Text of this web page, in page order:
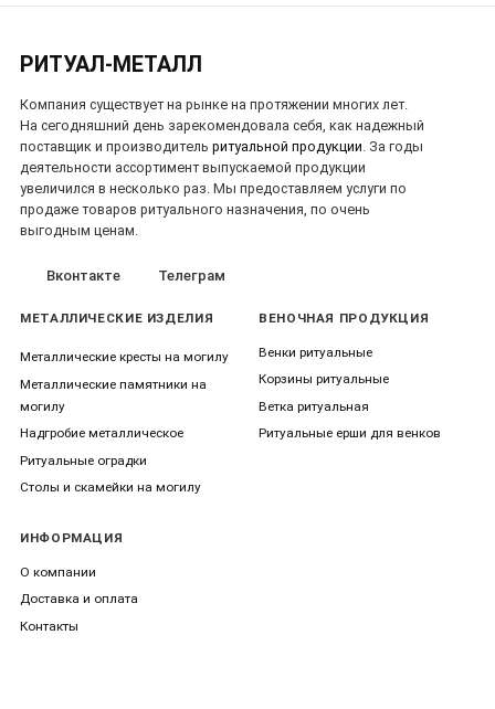
РИТУАЛ-МЕТАЛЛ
Компания существует на рынке на протяжении многих лет.
На сегодняшний день зарекомендовала себя, как надежный
поставщик и производитель ритуальной продукции . За годы
деятельности ассортимент выпускаемой продукции
увеличился в несколько раз. Мы предоставляем услуги по
продаже товаров ритуального назначения, по очень
выгодным ценам.
Вконтакте Телеграм
МЕТАЛЛИЧЕСКИЕ ИЗДЕЛИЯ
Металлические кресты на могилу
Металлические памятники на
могилу
Надгробие металлическое
Ритуальные оградки
Столы и скамейки на могилу
ВЕНОЧНАЯ ПРОДУКЦИЯ
Венки ритуальные
Корзины ритуальные
Ветка ритуальная
Ритуальные ерши для венков
ИНФОРМАЦИЯ
О компании
Доставка и оплата
Контакты